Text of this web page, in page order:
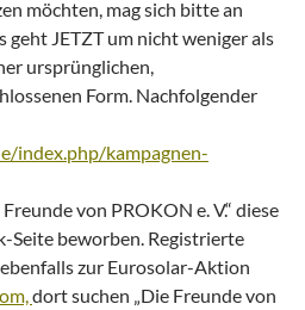
möchten, mag sich bitte an
geht JETZT um nicht weniger als
ursprünglichen,
Form. Nachfolgender
index.php/kampagnen-
von PROKON e. V.“ diese
Seite beworben. Registrierte
zur Eurosolar-Aktion
dort suchen „Die Freunde von